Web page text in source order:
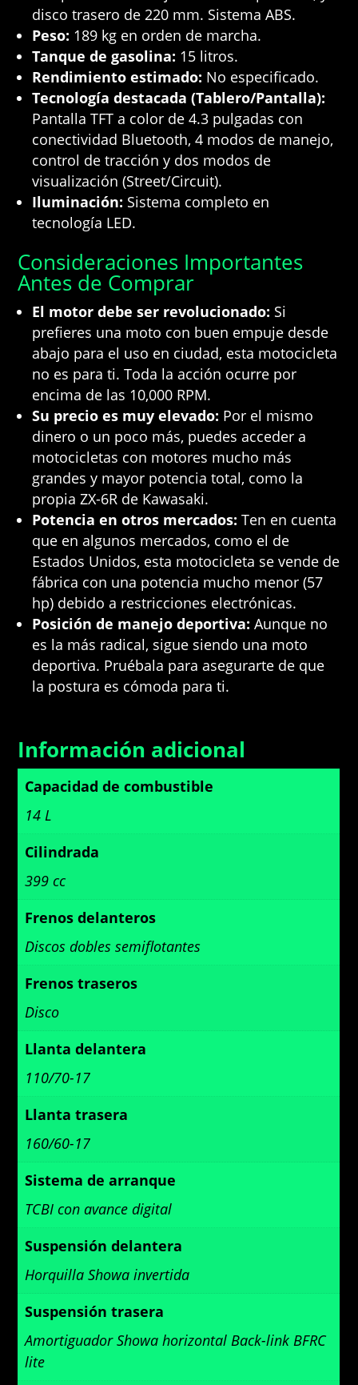
disco trasero de 220 mm. Sistema ABS.
Peso: 189 kg en orden de marcha.
Tanque de gasolina: 15 litros.
Rendimiento estimado: No especificado.
Tecnología destacada (Tablero/Pantalla):
Pantalla TFT a color de 4.3 pulgadas con
conectividad Bluetooth, 4 modos de manejo,
control de tracción y dos modos de
visualización (Street/Circuit).
Iluminación: Sistema completo en
tecnología LED.
Consideraciones Importantes
Antes de Comprar
El motor debe ser revolucionado: Si
prefieres una moto con buen empuje desde
abajo para el uso en ciudad, esta motocicleta
no es para ti. Toda la acción ocurre por
encima de las 10,000 RPM.
Su precio es muy elevado: Por el mismo
dinero o un poco más, puedes acceder a
motocicletas con motores mucho más
grandes y mayor potencia total, como la
propia ZX-6R de Kawasaki.
Potencia en otros mercados: Ten en cuenta
que en algunos mercados, como el de
Estados Unidos, esta motocicleta se vende de
fábrica con una potencia mucho menor (57
hp) debido a restricciones electrónicas.
Posición de manejo deportiva: Aunque no
es la más radical, sigue siendo una moto
deportiva. Pruébala para asegurarte de que
la postura es cómoda para ti.
Información adicional
Capacidad de combustible
14 L
Cilindrada
399 cc
Frenos delanteros
Discos dobles semiflotantes
Frenos traseros
Disco
Llanta delantera
110/70-17
Llanta trasera
160/60-17
Sistema de arranque
TCBI con avance digital
Suspensión delantera
Horquilla Showa invertida
Suspensión trasera
Amortiguador Showa horizontal Back-link BFRC
lite